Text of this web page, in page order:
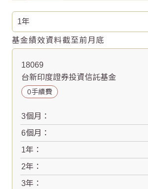
基金績效資料截至前月底
18069
台新印度證券投資信託基金
0手續費
3個月：
6個月：
1年：
2年：
3年：